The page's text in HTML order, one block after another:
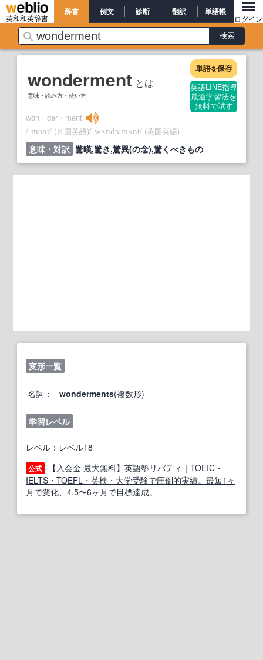
英和和英辞書
辞書 例文 診断 翻訳 単語帳
ログイン
wonderment とは
意味・読み方・使い方
単語を保存
英語LINE指導
最適学習法を
無料で試す
wón・der・ment
/‐mənt/ (米国英語)/ˈwʌndɜ:mʌnt/ (英国英語)
意味・対訳 驚嘆,驚き,驚異(の念),驚くべきもの
変形一覧
名詞： wonderments(複数形)
学習レベル
レベル：レベル18
公式
【入会金 最大無料】英語塾リバティ｜TOEIC・
IELTS・TOEFL・英検・大学受験で圧倒的実績。最短1ヶ
月で変化、4.5〜6ヶ月で目標達成。